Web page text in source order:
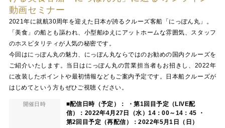
動画セミナー
2021年に就航30周年を迎えた日本が誇るクルーズ客船「にっぽん丸」。
「美食」の船とも謳われ、小型船ゆえにアットホームな雰囲気、スタッフ
のホスピタリティが人気の秘密です。
今回はにっぽん丸の魅力、にっぽん丸ならではのお勧めの国内クルーズを
ご紹介いたします。当日はにっぽん丸の営業担当者もお招きし、2022年
に改装したポイントや最初情報などもご案内予定です。日本船クルーズが
はじめてという方もぜひご視聴ください。
開催日時
■配信日時（予定）： ・第1回目予定（LIVE配
信）：2022年4月27日（水）14：00～14：45 ・
第2回目予定（再配信）：2022年5月1日（日）